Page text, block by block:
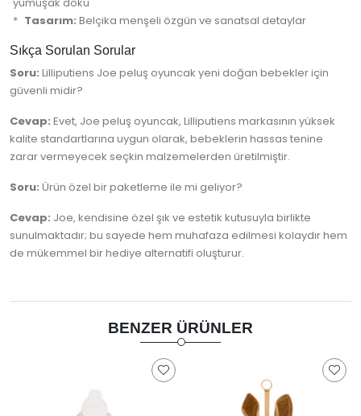
yumuşak doku
Tasarım: Belçika menşeli özgün ve sanatsal detaylar
Sıkça Sorulan Sorular
Soru: Lilliputiens Joe peluş oyuncak yeni doğan bebekler için
güvenli midir?
Cevap: Evet, Joe peluş oyuncak, Lilliputiens markasının yüksek
kalite standartlarına uygun olarak, bebeklerin hassas tenine
zarar vermeyecek seçkin malzemelerden üretilmiştir.
Soru: Ürün özel bir paketleme ile mi geliyor?
Cevap: Joe, kendisine özel şık ve estetik kutusuyla birlikte
sunulmaktadır; bu sayede hem muhafaza edilmesi kolaydır hem
de mükemmel bir hediye alternatifi oluşturur.
BENZER ÜRÜNLER